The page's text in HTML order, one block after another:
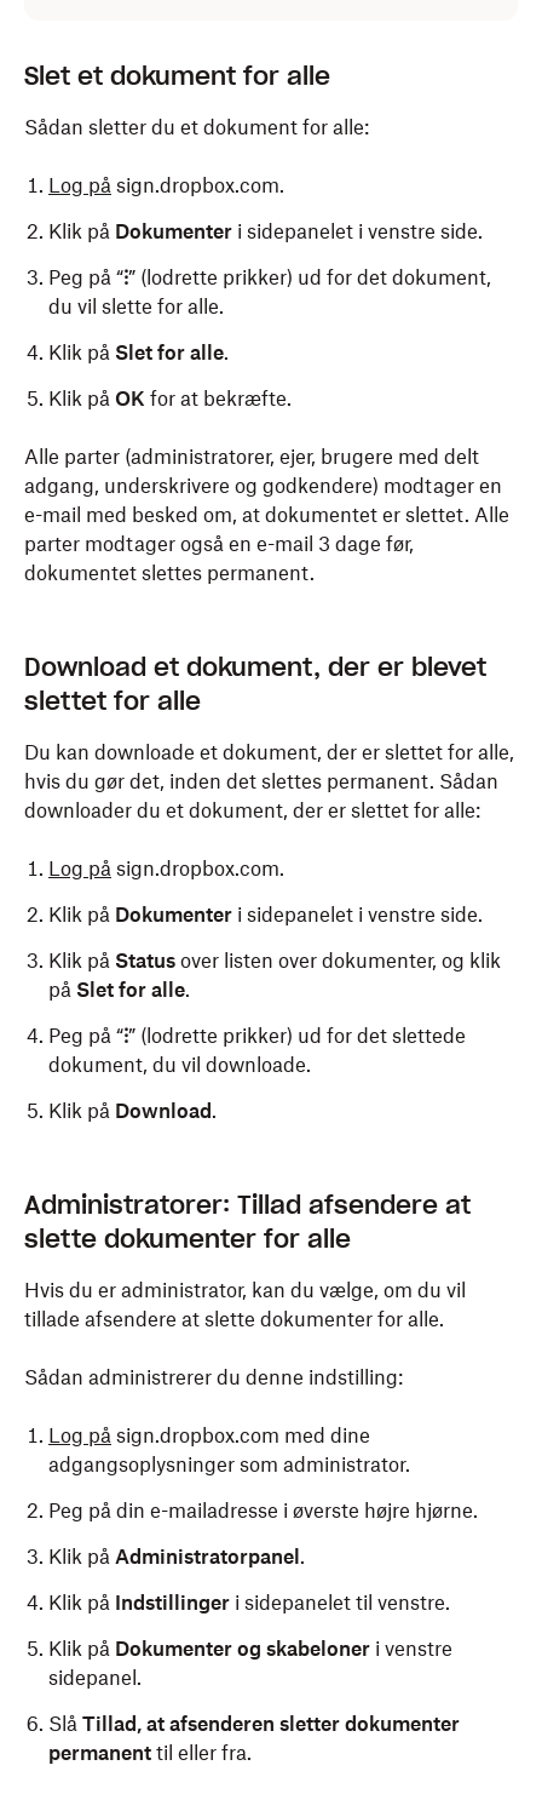
Slet et dokument for alle
Sådan sletter du et dokument for alle:
Log på sign.dropbox.com.
Klik på Dokumenter i sidepanelet i venstre side.
Peg på “⁝” (lodrette prikker) ud for det dokument,
du vil slette for alle.
Klik på Slet for alle.
Klik på OK for at bekræfte.
Alle parter (administratorer, ejer, brugere med delt
adgang, underskrivere og godkendere) modtager en
e-mail med besked om, at dokumentet er slettet. Alle
parter modtager også en e-mail 3 dage før,
dokumentet slettes permanent.
Download et dokument, der er blevet
slettet for alle
Du kan downloade et dokument, der er slettet for alle,
hvis du gør det, inden det slettes permanent. Sådan
downloader du et dokument, der er slettet for alle:
Log på sign.dropbox.com.
Klik på Dokumenter i sidepanelet i venstre side.
Klik på Status over listen over dokumenter, og klik
på Slet for alle.
Peg på “⁝” (lodrette prikker) ud for det slettede
dokument, du vil downloade.
Klik på Download .
Administratorer: Tillad afsendere at
slette dokumenter for alle
Hvis du er administrator, kan du vælge, om du vil
tillade afsendere at slette dokumenter for alle.
Sådan administrerer du denne indstilling:
Log på sign.dropbox.com med dine
adgangsoplysninger som administrator.
Peg på din e-mailadresse i øverste højre hjørne.
Klik på Administratorpanel .
Klik på Indstillinger i sidepanelet til venstre.
Klik på Dokumenter og skabeloner i venstre
sidepanel.
Slå Tillad, at afsenderen sletter dokumenter
permanent til eller fra.